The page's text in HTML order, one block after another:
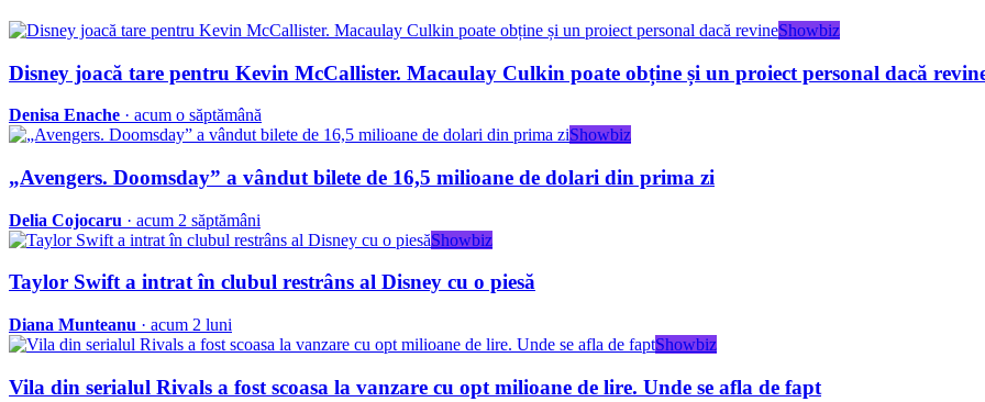
Showbiz
Disney joacă tare pentru Kevin McCallister. Macaulay Culkin poate obține și un proiect personal dacă
Denisa Enache · acum o săptămână
Showbiz
„Avengers. Doomsday” a vândut bilete de 16,5 milioane de dolari din prima zi
Delia Cojocaru · acum 2 săptămâni
Showbiz
Taylor Swift a intrat în clubul restrâns al Disney cu o piesă
Diana Munteanu · acum 2 luni
Showbiz
Vila din serialul Rivals a fost scoasa la vanzare cu opt milioane de lire. Unde se afla de fapt